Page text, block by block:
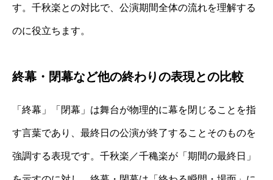
す。千秋楽との対比で、公演期間全体の流れを理解する
のに役立ちます。
終幕・閉幕など他の終わりの表現との比較
「終幕」「閉幕」は舞台が物理的に幕を閉じることを指
す言葉であり、最終日の公演が終了することそのものを
強調する表現です。千秋楽／千穐楽が「期間の最終日」